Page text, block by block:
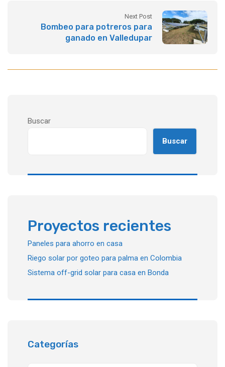
Next Post
Bombeo para potreros para
ganado en Valledupar
Buscar
Buscar
Proyectos recientes
Paneles para ahorro en casa
Riego solar por goteo para palma en Colombia
Sistema off-grid solar para casa en Bonda
Categorías